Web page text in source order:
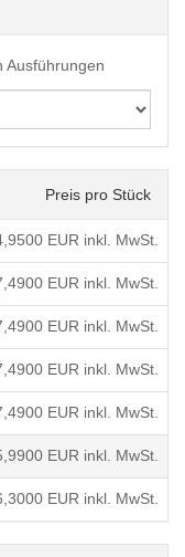
Ausführungen
Preis pro Stück
EUR inkl. MwSt.
EUR inkl. MwSt.
EUR inkl. MwSt.
EUR inkl. MwSt.
EUR inkl. MwSt.
EUR inkl. MwSt.
EUR inkl. MwSt.